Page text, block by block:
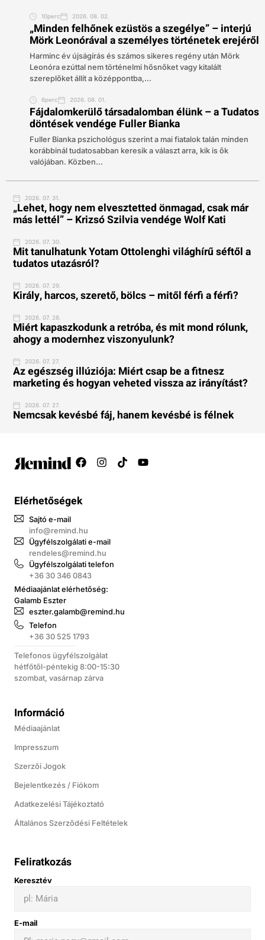
10perc 2026. 08. 02.
„Minden felhőnek ezüstös a szegélye” – interjú
Mörk Leonórával a személyes történetek erejéről
Harminc év újságírás és számos sikeres regény után Mörk
Leonóra ezúttal nem történelmi hősnőket vagy kitalált
szereplőket állít a középpontba,...
6perc 2026. 08. 01.
Fájdalomkerülő társadalomban élünk – a Tudatos
döntések vendége Fuller Bianka
Fuller Bianka pszichológus szerint a mai fiatalok talán minden
korábbinál tudatosabban keresik a választ arra, kik is ők
valójában. Közben...
2026. 07. 31.
„Lehet, hogy nem elvesztetted önmagad, csak már
más lettél” – Krizsó Szilvia vendége Wolf Kati
2026. 07. 30.
Mit tanulhatunk Yotam Ottolenghi világhírű séftől a
tudatos utazásról?
2026. 07. 29.
Király, harcos, szerető, bölcs – mitől férfi a férfi?
2026. 07. 28.
Miért kapaszkodunk a retróba, és mit mond rólunk,
ahogy a modernhez viszonyulunk?
2026. 07. 27.
Az egészség illúziója: Miért csap be a fitnesz
marketing és hogyan veheted vissza az irányítást?
2026. 07. 27.
Nemcsak kevésbé fáj, hanem kevésbé is félnek
Elérhetőségek
Sajtó e-mail
info@remind.hu
Ügyfélszolgálati e-mail
rendeles@remind.hu
Ügyfélszolgálati telefon
+36 30 346 0843
Médiaajánlat elérhetőség:
Galamb Eszter
eszter.galamb@remind.hu
Telefon
+36 30 525 1793
Telefonos ügyfélszolgálat
hétfőtől-péntekig 8:00-15:30
szombat, vasárnap zárva
Információ
Médiaajánlat
Impresszum
Szerzői Jogok
Bejelentkezés / Fiókom
Adatkezelési Tájékoztató
Általános Szerződési Feltételek
Feliratkozás
Keresztév
E-mail